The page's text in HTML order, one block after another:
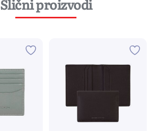
Slični proizvodi